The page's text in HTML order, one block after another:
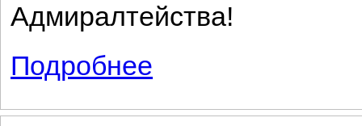
Адмиралтейства!
Подробнее